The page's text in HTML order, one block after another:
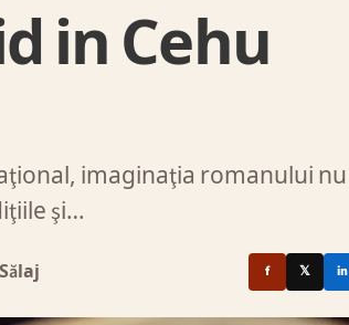
in Cehu
imaginaţia romanului nu
şi…
f 𝕏 in